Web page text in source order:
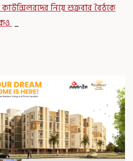
নিয়ে শুক্রবার বৈঠকে
_